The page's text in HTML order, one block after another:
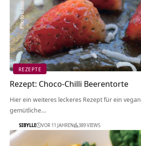
REZEPTE
Rezept: Choco-Chilli Beerentorte
Hier ein weiteres leckeres Rezept für ein
gemütliche…
SIBYLLE VOR 11 JAHREN 389 VIEWS